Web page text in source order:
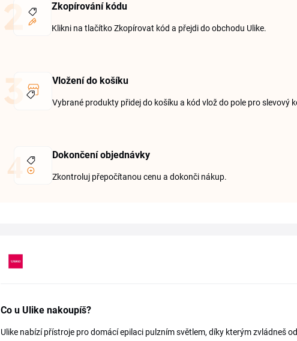
Zkopírování kódu
Klikni na tlačítko Zkopírovat kód a přejdi do obchodu Ulike.
Vložení do košíku
Vybrané produkty přidej do košíku a kód vlož do pole pro slevový
Dokončení objednávky
Zkontroluj přepočítanou cenu a dokonči nákup.
Co u Ulike nakoupíš?
Ulike nabízí přístroje pro domácí epilaci pulzním světlem, díky kterým zvládneš